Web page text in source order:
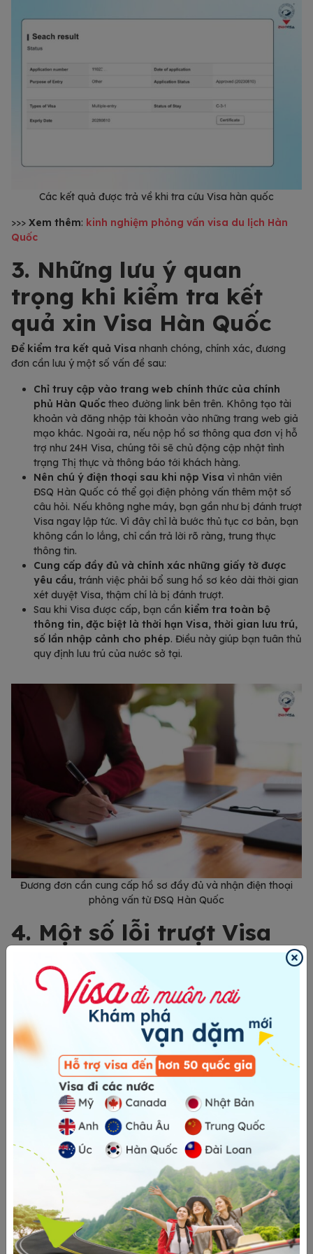
Các kết quả được trả về khi tra cứu Visa hàn quốc
>>> Xem thêm: kinh nghiệm phỏng vấn visa du lịch Hàn
Quốc
3. Những lưu ý quan
trọng khi kiểm tra kết
quả xin Visa Hàn Quốc
Để kiểm tra kết quả Visa nhanh chóng, chính xác, đương
đơn cần lưu ý một số vấn đề sau:
Chỉ truy cập vào trang web chính thức của chính
phủ Hàn Quốc theo đường link bên trên. Không tạo tài
khoản và đăng nhập tài khoản vào những trang web giả
mạo khác. Ngoài ra, nếu nộp hồ sơ thông qua đơn vị hỗ
trợ như 24H Visa, chúng tôi sẽ chủ động cập nhật tình
trạng Thị thực và thông báo tới khách hàng.
Nên chú ý điện thoại sau khi nộp Visa vì nhân viên
ĐSQ Hàn Quốc có thể gọi điện phỏng vấn thêm một số
câu hỏi. Nếu không nghe máy, bạn gần như bị đánh trượt
Visa ngay lập tức. Vì đây chỉ là bước thủ tục cơ bản, bạn
không cần lo lắng, chỉ cần trả lời rõ ràng, trung thực
thông tin.
Cung cấp đầy đủ và chính xác những giấy tờ được
yêu cầu, tránh việc phải bổ sung hồ sơ kéo dài thời gian
xét duyệt Visa, thậm chí là bị đánh trượt.
Sau khi Visa được cấp, bạn cần kiểm tra toàn bộ
thông tin, đặc biệt là thời hạn Visa, thời gian lưu trú,
số lần nhập cảnh cho phép. Điều này giúp bạn tuân thủ
quy định lưu trú của nước sở tại.
Đương đơn cần cung cấp hồ sơ đầy đủ và nhận điện thoại
phỏng vấn từ ĐSQ Hàn Quốc
4. Một số lỗi trượt Visa
Hàn Quốc phổ biến
Với 12 năm kinh nghiệm tư vấn và xử lý hồ sơ,
tổng hợp những nguyên nhân phổ biến làm tăng nguy cơ trượt
thị thực Hàn Quốc, bao gồm:
4.1 Hồ sơ thiếu hoặc không
trùng khớp thông tin
Một bộ hồ sơ đầy đủ, chính xác theo đúng yêu cầu có
thể tăng đến 50% khả năng đậu visa. Ngược lại, việc hồ
sơ không hoàn chỉnh hoặc thông tin không nhất quán là
lý do thường gặp khiến đơn xin visa Hàn Quốc bị từ chối,
cụ thể:
Thiếu các giấy xác nhận công việc, bằng chứng chứng
minh tài chính, khiến hồ sơ bị đánh giá là không đáng tin
cậy hoặc thiếu cơ sở pháp lý để được xét duyệt.
Cung cấp thông tin sai lệch hoặc không chính xác trong
hồ sơ, phổ biến nhất là sự khác biệt giữa nơi ở hiện tại và
thông tin nơi cư trú trên sổ hộ khẩu.
Không có sự nhất quán giữa bản dịch tiếng Anh/tiếng